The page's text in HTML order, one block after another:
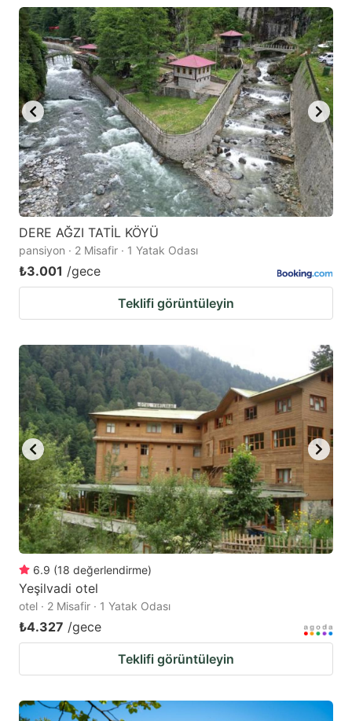
DERE AĞZI TATİL KÖYÜ
pansiyon · 2 Misafir · 1 Yatak Odası
₺3.001 /gece
Teklifi görüntüleyin
6.9 (18 değerlendirme)
Yeşilvadi otel
otel · 2 Misafir · 1 Yatak Odası
₺4.327 /gece
Teklifi görüntüleyin